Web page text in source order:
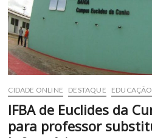
Cunha
com
2026
CIDADE ONLINE DESTAQUE EDUCAÇÃO
IFBA de Euclides da
para professor